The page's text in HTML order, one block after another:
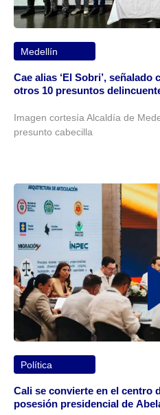
Medellín
Cae alias ‘El Sobri’, señalado
otros 10 presuntos
Imagen cortesía Alcaldía de
presunto cabecilla
Política
Cali se convierte en el centro
posesión presidencial de